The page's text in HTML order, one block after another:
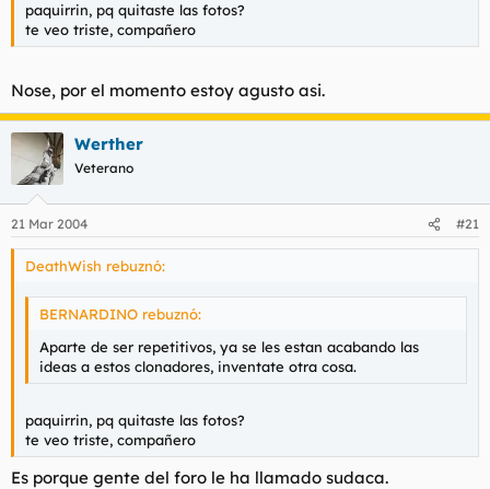
paquirrin, pq quitaste las fotos?
te veo triste, compañero
Nose, por el momento estoy agusto asi.
Werther
Veterano
21 Mar 2004 #21
DeathWish rebuznó:
BERNARDINO rebuznó:
Aparte de ser repetitivos, ya se les estan acabando las
ideas a estos clonadores, inventate otra cosa.
paquirrin, pq quitaste las fotos?
te veo triste, compañero
Es porque gente del foro le ha llamado sudaca.